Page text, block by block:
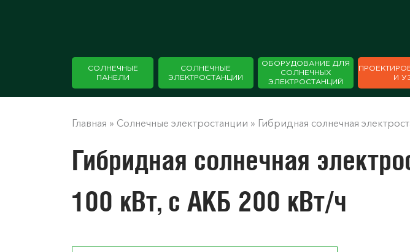
СОЛНЕЧНЫЕ
ПАНЕЛИ
СОЛНЕЧНЫЕ
ЭЛЕКТРОСТАНЦИИ
ОБОРУДОВАНИЕ ДЛЯ
СОЛНЕЧНЫХ
ЭЛЕКТРОСТАНЦИЙ
И
Главная » Солнечные электростанции » Гибридная солнечная
Гибридная солнечная
100 кВт, с АКБ 200 кВт/ч